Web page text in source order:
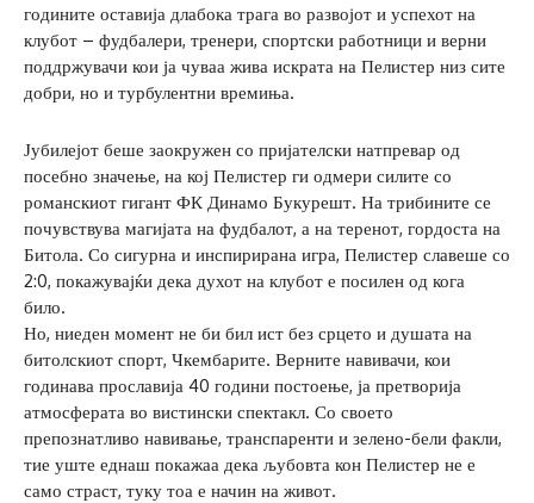
годините оставија длабока трага во развојот и успехот на
клубот – фудбалери, тренери, спортски работници и верни
поддржувачи кои ја чуваа жива искрата на Пелистер низ сите
добри, но и турбулентни времиња.
Јубилејот беше заокружен со пријателски натпревар од
посебно значење, на кој Пелистер ги одмери силите со
романскиот гигант ФК Динамо Букурешт. На трибините се
почувствува магијата на фудбалот, а на теренот, гордоста на
Битола. Со сигурна и инспирирана игра, Пелистер славеше со
2:0, покажувајќи дека духот на клубот е посилен од кога
било.
Но, ниеден момент не би бил ист без срцето и душата на
битолскиот спорт, Чкембарите. Верните навивачи, кои
годинава прославија 40 години постоење, ја претворија
атмосферата во вистински спектакл. Со своето
препознатливо навивање, транспаренти и зелено-бели факли,
тие уште еднаш покажаа дека љубовта кон Пелистер не е
само страст, туку тоа е начин на живот.